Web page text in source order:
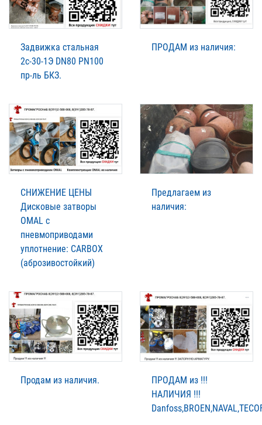
Задвижка стальная
2с-30-1Э DN80 PN100
пр-ль БКЗ.
ПРОДАМ из наличия:
СНИЖЕНИЕ ЦЕНЫ
Дисковые затворы
OMAL с
пневмоприводами
уплотнение: CARBOX
(аброзивостойкий)
Предлагаем из
наличия:
Продам из наличия.
ПРОДАМ из !!!
НАЛИЧИЯ !!!